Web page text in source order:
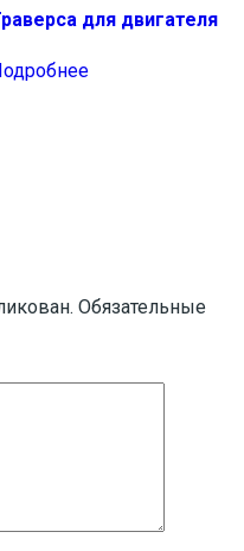
для двигателя
Обязательные